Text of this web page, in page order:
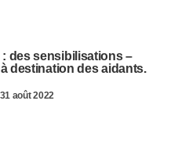
: des sensibilisations –
destination des aidants.
31 août 2022